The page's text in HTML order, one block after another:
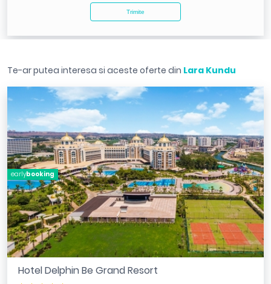
Te-ar putea interesa si aceste oferte din Lara Kundu
Hotel Delphin Be Grand Resort
earlybooking